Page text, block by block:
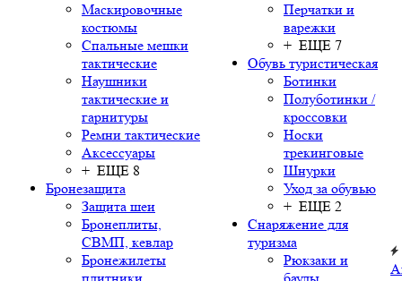
Маскировочные
костюмы
Спальные мешки
тактические
Наушники
тактические и
гарнитуры
Ремни тактические
Аксессуары
+ ЕЩЕ 8
Бронезащита
Защита шеи
Бронеплиты,
СВМП, кевлар
Бронежилеты
Перчатки и
варежки
+ ЕЩЕ 7
Обувь туристическая
Ботинки
Полуботинки /
кроссовки
Носки
трекинговые
Шнурки
Уход за обувью
+ ЕЩЕ 2
Снаряжение для
туризма
Рюкзаки и